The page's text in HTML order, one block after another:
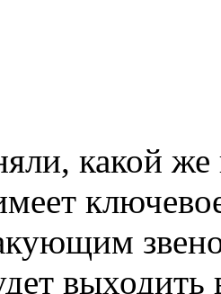
какой
выходить